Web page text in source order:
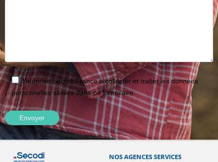
J'autorise Secodi France à collecter et traiter les données
personnelles saisies dans ce formulaire.
NOS AGENCES SERVICES